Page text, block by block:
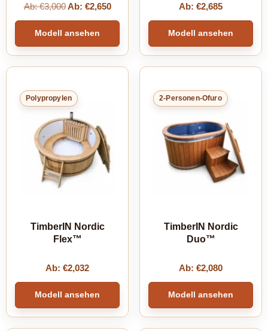
Ab:€3,000 Ab: €2,650
Modell ansehen
Ab: €2,685
Modell ansehen
Polypropylen
TimberIN Nordic
Flex™
Ab: €2,032
Modell ansehen
2-Personen-Ofuro
TimberIN Nordic
Duo™
Ab: €2,080
Modell ansehen